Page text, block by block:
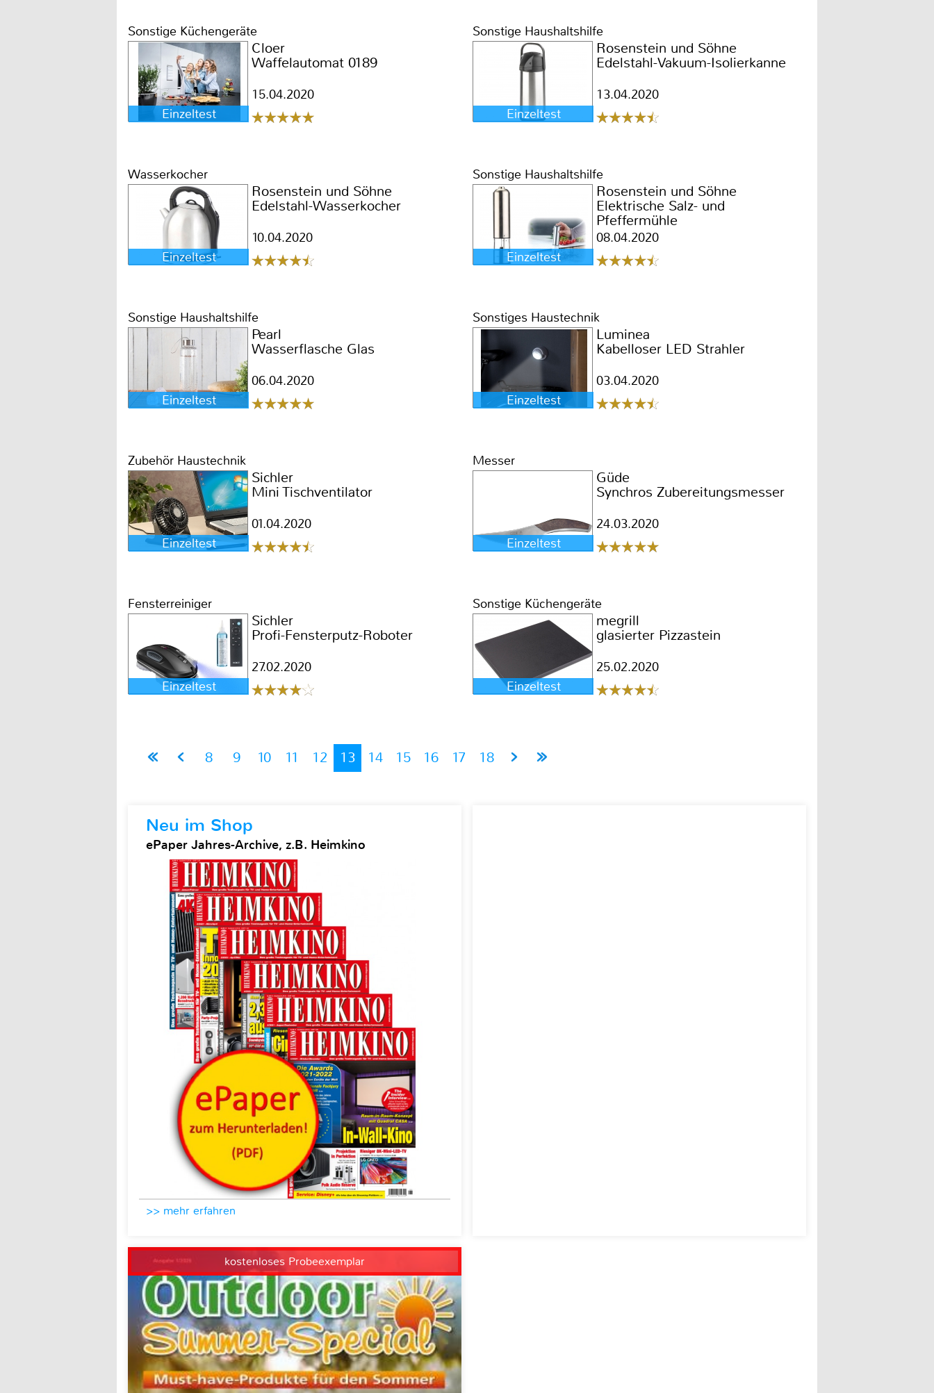
Sonstige Küchengeräte
Einzeltest
Cloer
Waffelautomat 0189
15.04.2020
Sonstige Haushaltshilfe
Einzeltest
Rosenstein und Söhne
Edelstahl-Vakuum-Isolierkanne
13.04.2020
Wasserkocher
Einzeltest
Rosenstein und Söhne
Edelstahl-Wasserkocher
10.04.2020
Sonstige Haushaltshilfe
Einzeltest
Rosenstein und Söhne
Elektrische Salz- und
Pfeffermühle
08.04.2020
Sonstige Haushaltshilfe
Einzeltest
Pearl
Wasserflasche Glas
06.04.2020
Sonstiges Haustechnik
Einzeltest
Luminea
Kabelloser LED Strahler
03.04.2020
Zubehör Haustechnik
Einzeltest
Sichler
Mini Tischventilator
01.04.2020
Messer
Einzeltest
Güde
Synchros Zubereitungsmesser
24.03.2020
Fensterreiniger
Einzeltest
Sichler
Profi-Fensterputz-Roboter
27.02.2020
Sonstige Küchengeräte
Einzeltest
megrill
glasierter Pizzastein
25.02.2020
8 9 10 11 12 13 14 15 16 17 18
Neu im Shop
ePaper Jahres-Archive, z.B. Heimkino
>> mehr erfahren
kostenloses Probeexemplar